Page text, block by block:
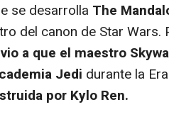
se desarrolla The
del canon de Star Wars.
a que el maestro
Jedi durante la
por Kylo Ren.